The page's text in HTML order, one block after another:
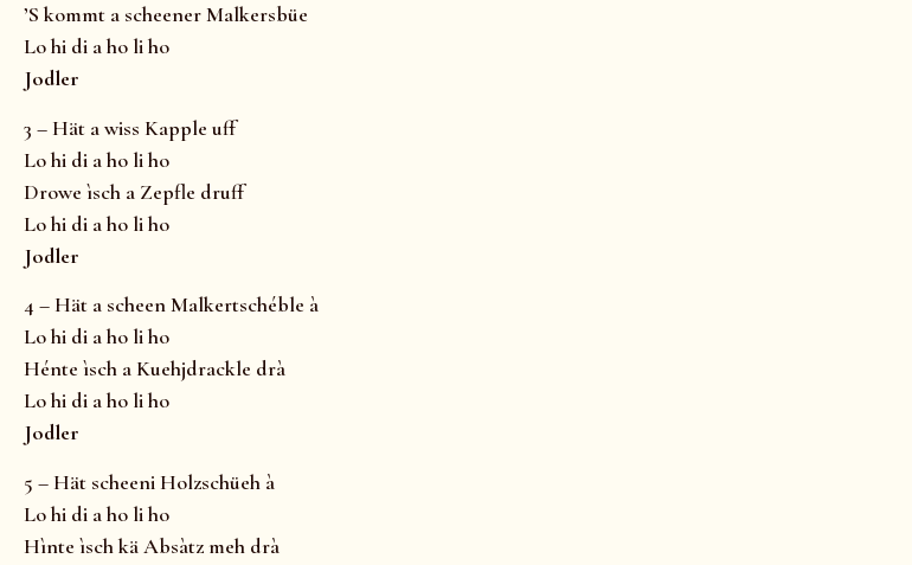
’S kommt a scheener Malkersbüe
Lo hi di a ho li ho
Jodler
3 – Hät a wiss Kapple uff
Lo hi di a ho li ho
Drowe ìsch a Zepfle druff
Lo hi di a ho li ho
Jodler
4 – Hät a scheen Malkertschéble à
Lo hi di a ho li ho
Hénte ìsch a Kuehjdrackle drà
Lo hi di a ho li ho
Jodler
5 – Hät scheeni Holzschüeh à
Lo hi di a ho li ho
Hìnte ìsch kä Absàtz meh drà